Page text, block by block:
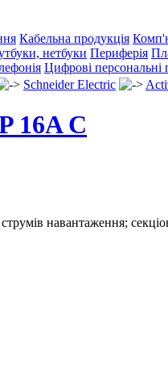
Кабельна продукція
нетбуки Периферія
Цифрові персональні
Schneider Electric
16A C
навантаження;